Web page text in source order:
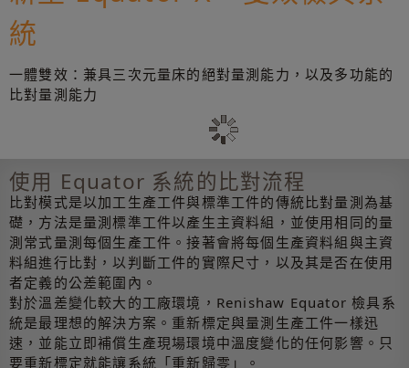
統
一體雙效：兼具三次元量床的絕對量測能力，以及多功能的
比對量測能力
使用 Equator 系統的比對流程
比對模式是以加工生產工件與標準工件的傳統比對量測為基
礎，方法是量測標準工件以產生主資料組，並使用相同的量
測常式量測每個生產工件。接著會將每個生產資料組與主資
料組進行比對，以判斷工件的實際尺寸，以及其是否在使用
者定義的公差範圍內。
對於溫差變化較大的工廠環境，Renishaw Equator 檢具系
統是最理想的解決方案。重新標定與量測生產工件一樣迅
速，並能立即補償生產現場環境中溫度變化的任何影響。只
要重新標定就能讓系統「重新歸零」。